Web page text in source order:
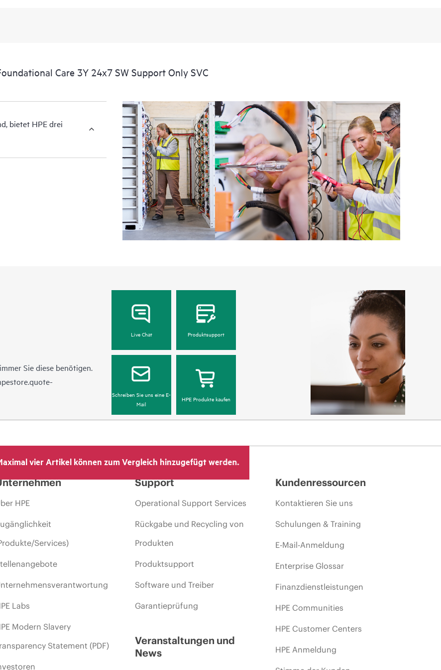
Zugriff davon abhängig, ob der jeweilige Anbieter diese Informationen zur Verfügung
Sie können gemäß Ihren Geschäfts- und Betriebsanforderungen aus einer Reihe von
reaktiven Support-Level auswählen.
Service-Level-Optionen für HPE Foundation Care: Die nachstehend aufgeführten HPE
Foundation Care Optionen sind produktabhängig. HPE stellt die Hardware-
Supportleistungen für abgedeckte Hardwareprodukte und die Software-
Supportleistungen für abgedeckte Softwareprodukte bereit.
Abdeckungsfenster und Reaktionszeiten für Hardware-Support gelten für abgedeckte
Hardwareprodukte, und Abdeckungsfenster und Reaktionszeiten für Software-Support
gelten für abgedeckte Softwareprodukte.
Produkten zu erfahren.
Unabhängig von Ihrem Abdeckungszeitraum können Vorfälle bei der abgedeckten
Hardware oder Software telefonisch, über ein Web-Portal (sofern lokal verfügbar) oder
als automatisches Ereignis mithilfe der elektronischen HPE Remote-Supportlösung rund
um die Uhr an HPE gemeldet werden.
Für Produkte, die mit Foundation Care abgedeckt sind, bietet HPE drei unterschiedliche
• HPE Foundation Care NBD Service
• HPE Foundation Care CTR Service
Care 3Y 24x7 SW Support Only SVC
bietet HPE drei
Sie diese benötigen.
Live Chat Produktsupport
Schreiben Sie uns eine E-
Mail
HPE Produkte kaufen
vier Artikel können zum Vergleich hinzugefügt werden.
HPE
Services)
Labs
Modern Slavery
Statement (PDF)
Support
Operational Support Services
Rückgabe und Recycling von
Produkten
Produktsupport
Software und Treiber
Garantieprüfung
Veranstaltungen und
News
Kundenressourcen
Kontaktieren Sie uns
Schulungen & Training
E-Mail-Anmeldung
Enterprise Glossar
Finanzdienstleistungen
HPE Communities
HPE Customer Centers
HPE Anmeldung